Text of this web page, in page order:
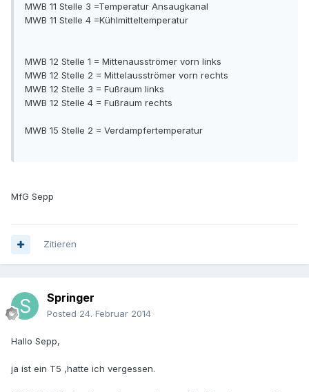
MWB 11 Stelle 3 =Temperatur Ansaugkanal
MWB 11 Stelle 4 =Kühlmitteltemperatur
MWB 12 Stelle 1 = Mittenausströmer vorn links
MWB 12 Stelle 2 = Mittelausströmer vorn rechts
MWB 12 Stelle 3 = Fußraum links
MWB 12 Stelle 4 = Fußraum rechts
MWB 15 Stelle 2 = Verdampfertemperatur
MfG Sepp
Zitieren
Springer
Posted 24. Februar 2014
Hallo Sepp,
ja ist ein T5 ,hatte ich vergessen.